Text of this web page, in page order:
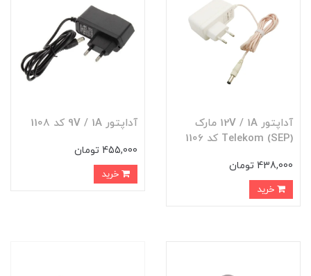
آداپتور 12V / 1A مارک
Telekom (SEP) کد 1106
438,000 تومان
آداپتور 9V / 1A کد 1108
455,000 تومان